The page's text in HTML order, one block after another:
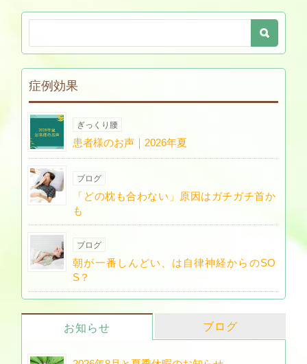
症例効果
ぎっくり腰
患者様のお声｜2026年夏
ブログ
「どの枕も合わない」原因はガチガチ首か
も
ブログ
朝が一番しんどい、は自律神経からのSO
S？
お知らせ ブログ